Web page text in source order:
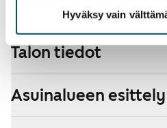
Hyväksy vain
Talon tiedot
Asuinalueen